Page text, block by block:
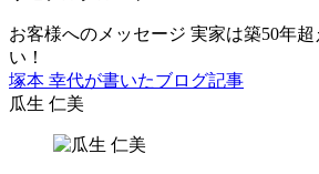
お客様へのメッセージ 実家は築50年
い！
塚本 幸代が書いたブログ記事
瓜生 仁美